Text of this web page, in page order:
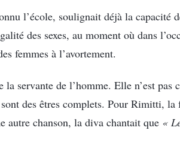
l’école, soulignait déjà la capacité
des sexes, au moment où dans
femmes à l’avortement.
servante de l’homme. Elle n’est pas
des êtres complets. Pour Rimitti, la
autre chanson, la diva chantait que «